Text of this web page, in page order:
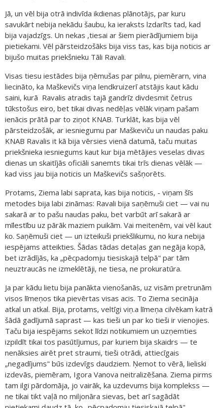
Jā, un vēl bija otrā indivīda ikdienas plānotājs, par kuru
savukārt nebija nekādu šaubu, ka ieraksts lzdarīts tad, kad
bija vajadzīgs. Un nekas ,tiesai ar šiem pierādījumiem bija
pietiekami. Vēl pārsteidzošāks bija viss tas, kas bija noticis ar
bijušo muitas priekšnieku Tāli Ravali.
Visas tiesu iestādes bija ņēmušas par pilnu, piemērarn, vina
liecināto, ka Maškevičs viņa lendkruizerī atstājis kaut kādu
saini, kurā Ravalis atradis tajā gandrīz divdesmit četrus
tūkstošus eiro, bet tikai divas nedēļas vēlāk viņam pašam
ienācis prātā par to ziņot KNAB. Turklāt, kas bija vēl
pārsteidzošāk, ar iesniegumu par Maškeviču un naudas paku
KNAB Ravalis it kā bija vērsies vienā datumā, taču muitas
priekšnieka iesniegums kaut kur bija mētājies veselas divas
dienas un skaitījās oficiāli sanemts tikai trīs dienas vēlāk —
kad viss jau bija noticis un Maškevičs sašņorēts.
Protams, Ziema labi saprata, kas bija noticis, - viņam šīs
metodes bija labi zināmas: Ravali bija saņēmuši ciet — vai nu
sakarā ar to pašu naudas paku, bet varbūt arī sakarā ar
mīlestību uz pārāk maziem puikām. Vai meitenēm, vai vēl kaut
ko. Saņēmuši ciet — un izteikuši priekšlikumu, no kura nebija
iespējams atteikties. Šādas tādas detaļas gan negāja kopā,
bet izrādījās, ka „pēcpadomju tiesiskajā telpā" par tām
neuztraucās ne izmeklētāji, ne tiesa, ne prokuratūra.
Ja par kādu lietu bija panākta vienošanās, uz visām pretrunām
visos līmeņos tika pievērtas visas acis. To Ziema secināja
atkal un atkal. Bija, protams, veltīgi viņ.a līmeņa cilvēkam katrā
šādā gadījumā saprast — kas tieši un par ko tieši ir vienojies.
Taču bija iespējams sekot līdzi notikumiem un uzņemties
izpildīt tikai tos pasūtījumus, par kuriem bija skaidrs — te
nenāksies airēt pret straumi, tieši otrādi, attiecīgais
„negadījums" būs izdevīgs daudziem. Ņemot to vērā, lieliski
izdevās, piemēram, Igora Vanova neitralizēšana. Ziema pirms
tam ilgi pārdomāja, jo vairāk, ka uzdevums bija komplekss —
ne tikai tikt vaļā no miljonāra sievas, bet arī sagādāt